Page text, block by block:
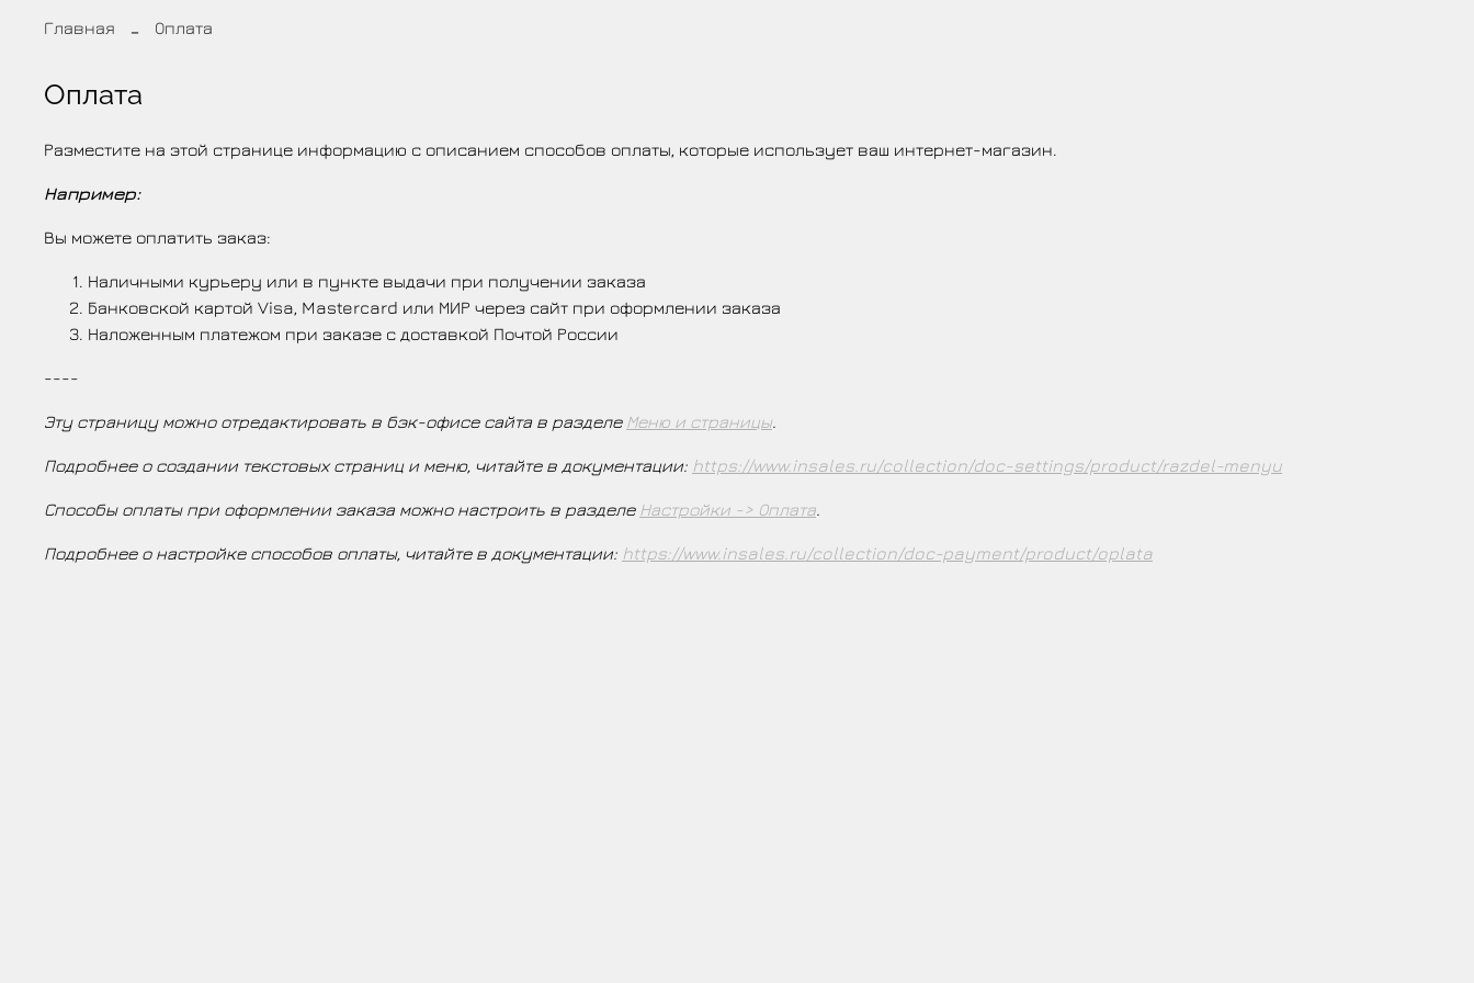
Главная Оплата
Оплата
Разместите на этой странице информацию с описанием способов оплаты, которые использует ваш интернет-магазин.
Например:
Вы можете оплатить заказ:
Наличными курьеру или в пункте выдачи при получении заказа
Банковской картой Visa, Mastercard или МИР через сайт при оформлении заказа
Наложенным платежом при заказе с доставкой Почтой России
----
Эту страницу можно отредактировать в бэк-офисе сайта в разделе Меню и страницы.
Подробнее о создании текстовых страниц и меню, читайте в документации: https://www.insales.ru/collection/doc-settings/product/razdel-menyu
Способы оплаты при оформлении заказа можно настроить в разделе Настройки -> Оплата.
Подробнее о настройке способов оплаты, читайте в документации: https://www.insales.ru/collection/doc-payment/product/oplata